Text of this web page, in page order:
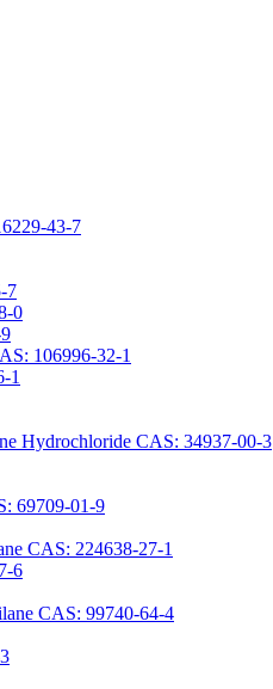
43-7
7
0
106996-32-1
1
Hydrochloride CAS: 34937-00-3
69709-01-9
CAS: 224638-27-1
6
CAS: 99740-64-4